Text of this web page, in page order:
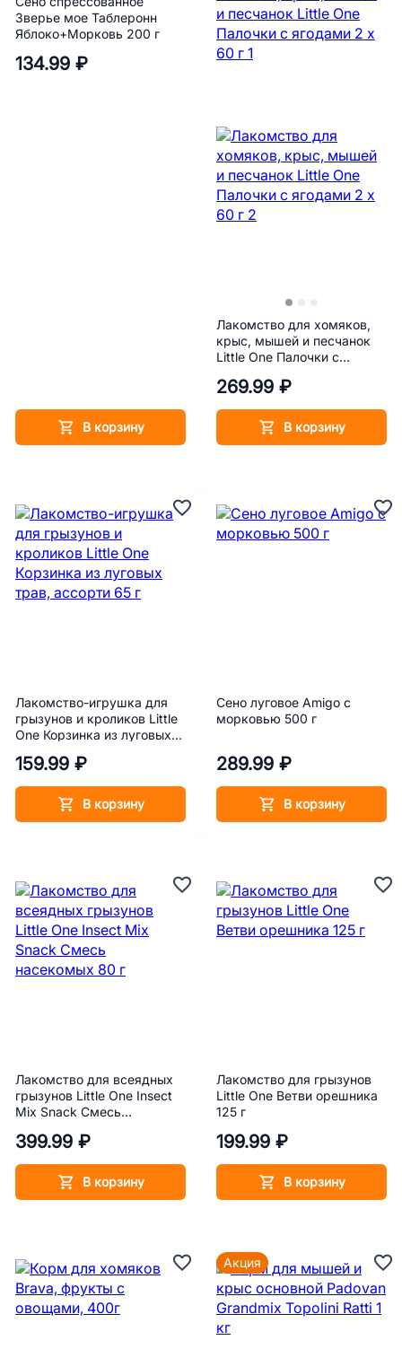
Зверье мое Таблеронн
Яблоко+Морковь 200 г
134.99 ₽
В корзину
Лакомство для хомяков,
крыс, мышей и песчанок
Little One Палочки с
269.99 ₽
В корзину
Лакомство-игрушка для
грызунов и кроликов Little
One Корзинка из луговых
159.99 ₽
В корзину
Сено луговое Amigo с
морковью 500 г
289.99 ₽
В корзину
Лакомство для всеядных
грызунов Little One Insect
Mix Snack Смесь
399.99 ₽
В корзину
Лакомство для грызунов
Little One Ветви орешника
125 г
199.99 ₽
В корзину
Акция